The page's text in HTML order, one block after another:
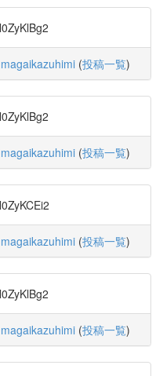
(投稿一覧)
(投稿一覧)
(投稿一覧)
(投稿一覧)